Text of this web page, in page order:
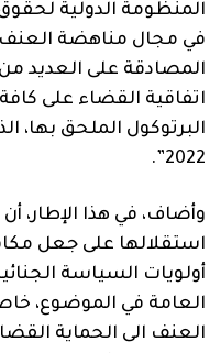
المنظومة الدولية
في مجال مناهضة
المصادقة على العديد من
اتفاقية القضاء على
2022”.
وأضاف، في هذا الإطار،
استقلالها على جعل
أولويات السياسة
العامة في الموضوع،
العنف الى الحماية